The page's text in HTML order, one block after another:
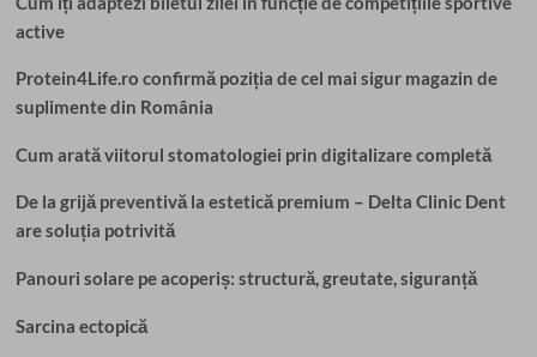
active
Protein4Life.ro confirmă poziția de cel mai sigur magazin de
suplimente din România
Cum arată viitorul stomatologiei prin digitalizare completă
De la grijă preventivă la estetică premium – Delta Clinic Dent
are soluția potrivită
Panouri solare pe acoperiș: structură, greutate, siguranță
Sarcina ectopică